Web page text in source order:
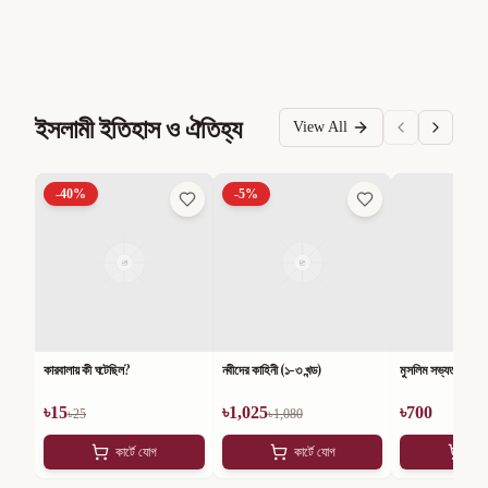
ইসলামী ইতিহাস ও ঐতিহ্য View All
-40%
কারবালায় কী ঘটেছিল?
৳15৳25
কার্টে যোগ
-5%
নবীদের কাহিনী (১-৩ খন্ড)
৳1,025৳1,080
কার্টে যোগ
মুসলিম সভ্যতার
৳700